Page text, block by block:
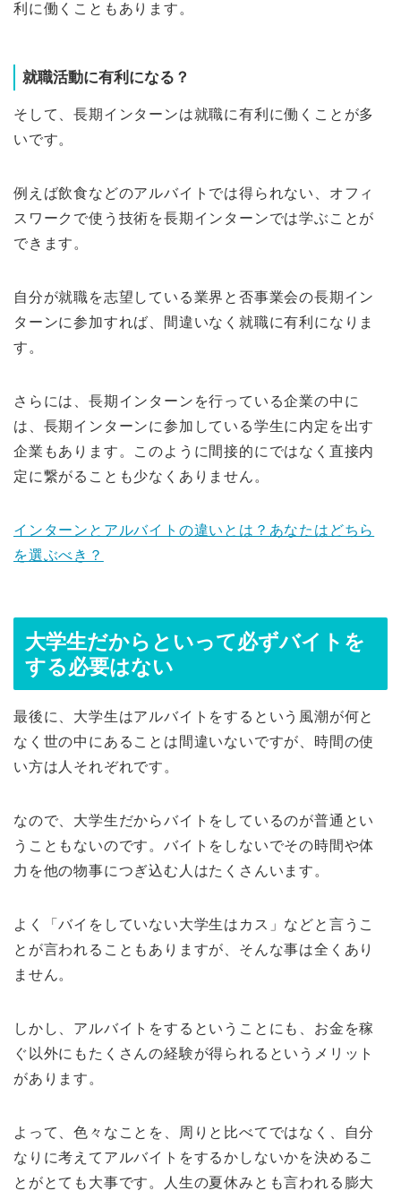
利に働くこともあります。
就職活動に有利になる？
そして、長期インターンは就職に有利に働くことが多
いです。
例えば飲食などのアルバイトでは得られない、オフィ
スワークで使う技術を長期インターンでは学ぶことが
できます。
自分が就職を志望している業界と否事業会の長期イン
ターンに参加すれば、間違いなく就職に有利になりま
す。
さらには、長期インターンを行っている企業の中に
は、長期インターンに参加している学生に内定を出す
企業もあります。このように間接的にではなく直接内
定に繋がることも少なくありません。
インターンとアルバイトの違いとは？あなたはどちら
を選ぶべき？
大学生だからといって必ずバイトを
する必要はない
最後に、大学生はアルバイトをするという風潮が何と
なく世の中にあることは間違いないですが、時間の使
い方は人それぞれです。
なので、大学生だからバイトをしているのが普通とい
うこともないのです。バイトをしないでその時間や体
力を他の物事につぎ込む人はたくさんいます。
よく「バイをしていない大学生はカス」などと言うこ
とが言われることもありますが、そんな事は全くあり
ません。
しかし、アルバイトをするということにも、お金を稼
ぐ以外にもたくさんの経験が得られるというメリット
があります。
よって、色々なことを、周りと比べてではなく、自分
なりに考えてアルバイトをするかしないかを決めるこ
とがとても大事です。人生の夏休みとも言われる膨大